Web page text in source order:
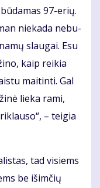
97-erių.
nie­ka­da ne­bu­
slau­gai. Esu
kaip rei­kia
mai­tin­ti. Gal
lie­ka ra­mi,
– tei­gia
tad vi­siems
be iš­im­čių